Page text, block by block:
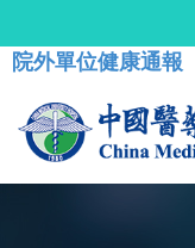
院外單位健康通報